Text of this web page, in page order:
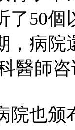
了50個
，病院
醫師
院也